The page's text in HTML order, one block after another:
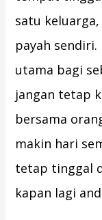
satu
payah
utama bagi
jangan tetap
bersama
makin hari
tetap tinggal
kapan lagi